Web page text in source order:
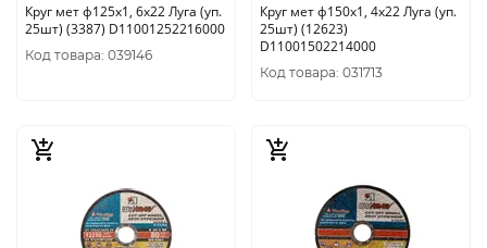
Круг мет ф125х1, 6х22 Луга (уп.
25шт) (3387) D11001252216000
Код товара: 039146
Круг мет ф150х1, 4х22 Луга (уп.
25шт) (12623)
D11001502214000
Код товара: 031713